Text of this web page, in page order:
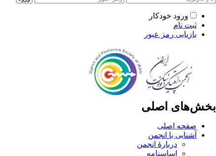
ورود خودکار
ثبت نام
بازیابی رمز عبور
بخش‌های اصلی
صفحه اصلی
آشنایی با انجمن
دربارۀ انجمن
اساسنامه